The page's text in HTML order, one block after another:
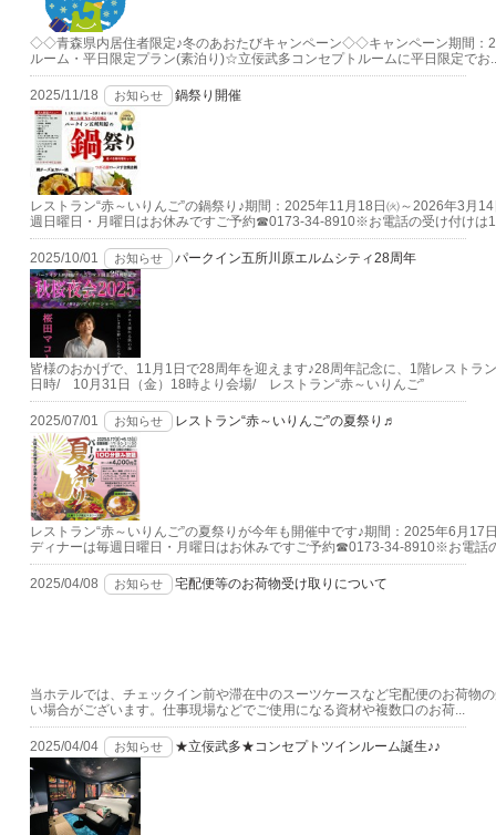
◇◇青森県内居住者限定♪冬のあおたびキャンペーン◇◇キャンペーン期間：
ルーム・平日限定プラン(素泊り)☆立佞武多コンセプトルームに平日限定でお
2025/11/18 お知らせ 鍋祭り開催
レストラン“赤～いりんご”の鍋祭り♪期間：2025年11月18日㈫～2026年3
週日曜日・月曜日はお休みですご予約☎0173-34-8910※お電話の受け付けは
2025/10/01 お知らせ パークイン五所川原エルムシティ28周年
皆様のおかげで、11月1日で28周年を迎えます♪28周年記念に、1階レストラ
日時/ 10月31日（金）18時より会場/ レストラン“赤～いりんご”
2025/07/01 お知らせ レストラン“赤～いりんご”の夏祭り♬
レストラン“赤～いりんご”の夏祭りが今年も開催中です♪期間：2025年6月
ディナーは毎週日曜日・月曜日はお休みですご予約☎0173-34-8910※お電話
2025/04/08 お知らせ 宅配便等のお荷物受け取りについて
当ホテルでは、チェックイン前や滞在中のスーツケースなど宅配便のお荷物
い場合がございます。仕事現場などでご使用になる資材や複数口のお荷...
2025/04/04 お知らせ ★立佞武多★コンセプトツインルーム誕生♪♪